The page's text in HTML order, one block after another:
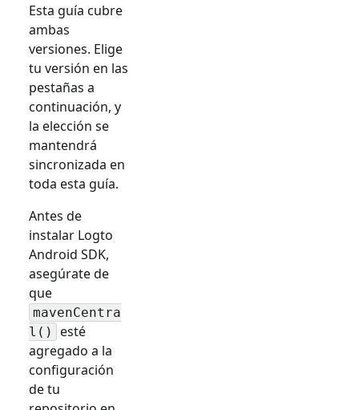
Esta guía cubre
ambas
versiones. Elige
tu versión en las
pestañas a
continuación, y
la elección se
mantendrá
sincronizada en
toda esta guía.
Antes de
instalar Logto
Android SDK,
asegúrate de
que
mavenCentra
l()
esté
agregado a la
configuración
de tu